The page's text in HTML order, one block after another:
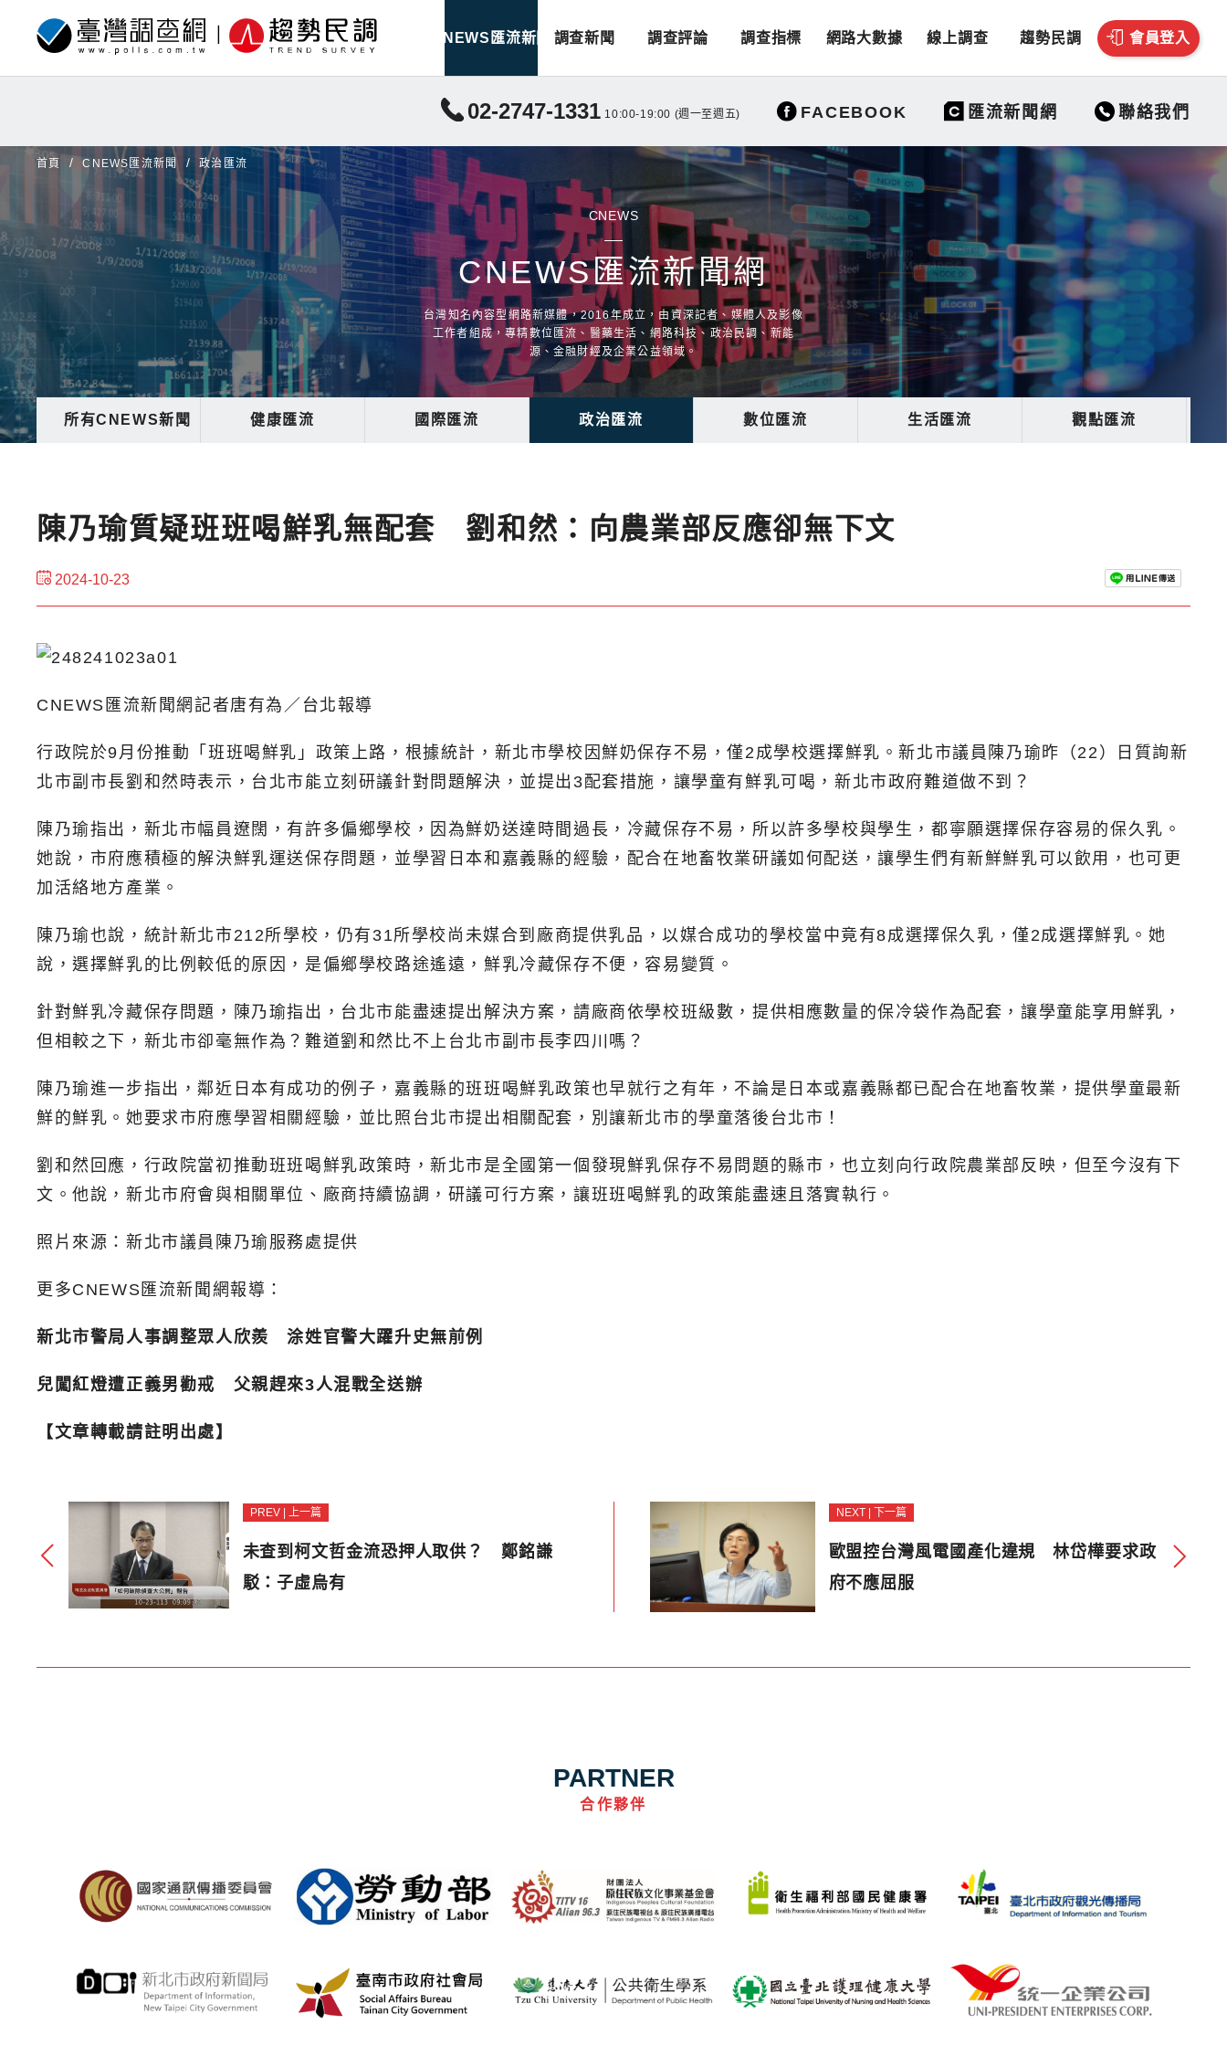
CNEWS匯流新聞 調查新聞 調查評論 調查指標 網路大數據 線上調查 趨勢民調 會員登入
02-2747-1331 10:00-19:00 (週一至週五) FACEBOOK 匯流新聞網 聯絡我們
首頁 CNEWS匯流新聞 政治匯流
CNEWS
CNEWS匯流新聞網
台灣知名內容型網路新媒體，2016年成立，由資深記者、媒體人及影像
工作者組成，專精數位匯流、醫藥生活、網路科技、政治民調、新能
源、金融財經及企業公益領域。
所有CNEWS新聞 健康匯流 國際匯流 政治匯流 數位匯流 生活匯流 觀點匯流
陳乃瑜質疑班班喝鮮乳無配套 劉和然：向農業部反應卻無下文
2024-10-23
CNEWS匯流新聞網記者唐有為／台北報導
行政院於9月份推動「班班喝鮮乳」政策上路，根據統計，新北市學校因鮮奶保存不易，僅2成學校選擇鮮乳。新北市議員陳乃瑜昨（22）日質詢新
北市副市長劉和然時表示，台北市能立刻研議針對問題解決，並提出3配套措施，讓學童有鮮乳可喝，新北市政府難道做不到？
陳乃瑜指出，新北市幅員遼闊，有許多偏鄉學校，因為鮮奶送達時間過長，冷藏保存不易，所以許多學校與學生，都寧願選擇保存容易的保久乳。
她說，市府應積極的解決鮮乳運送保存問題，並學習日本和嘉義縣的經驗，配合在地畜牧業研議如何配送，讓學生們有新鮮鮮乳可以飲用，也可更
加活絡地方產業。
陳乃瑜也說，統計新北市212所學校，仍有31所學校尚未媒合到廠商提供乳品，以媒合成功的學校當中竟有8成選擇保久乳，僅2成選擇鮮乳。她
說，選擇鮮乳的比例較低的原因，是偏鄉學校路途遙遠，鮮乳冷藏保存不便，容易變質。
針對鮮乳冷藏保存問題，陳乃瑜指出，台北市能盡速提出解決方案，請廠商依學校班級數，提供相應數量的保冷袋作為配套，讓學童能享用鮮乳，
但相較之下，新北市卻毫無作為？難道劉和然比不上台北市副市長李四川嗎？
陳乃瑜進一步指出，鄰近日本有成功的例子，嘉義縣的班班喝鮮乳政策也早就行之有年，不論是日本或嘉義縣都已配合在地畜牧業，提供學童最新
鮮的鮮乳。她要求市府應學習相關經驗，並比照台北市提出相關配套，別讓新北市的學童落後台北市！
劉和然回應，行政院當初推動班班喝鮮乳政策時，新北市是全國第一個發現鮮乳保存不易問題的縣市，也立刻向行政院農業部反映，但至今沒有下
文。他說，新北市府會與相關單位、廠商持續協調，研議可行方案，讓班班喝鮮乳的政策能盡速且落實執行。
照片來源：新北市議員陳乃瑜服務處提供
更多CNEWS匯流新聞網報導：
新北市警局人事調整眾人欣羨 涂姓官警大躍升史無前例
兒闖紅燈遭正義男勸戒 父親趕來3人混戰全送辦
【文章轉載請註明出處】
PREV | 上一篇
未查到柯文哲金流恐押人取供？ 鄭銘謙
駁：子虛烏有
NEXT | 下一篇
歐盟控台灣風電國產化違規 林岱樺要求政
府不應屈服
PARTNER
合作夥伴